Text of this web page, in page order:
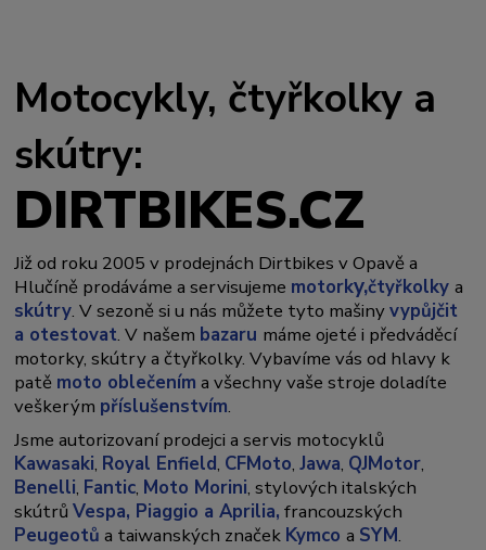
Motocykly, čtyřkolky a
skútry:
DIRTBIKES.CZ
Již od roku 2005 v prodejnách Dirtbikes v Opavě a
Hlučíně prodáváme a servisujeme motorky,čtyřkolkya
skútry. V sezoně si u nás můžete tyto mašinyvypůjčit
a otestovat. V našem bazaru máme ojeté i předváděcí
motorky, skútry a čtyřkolky. Vybavíme vás od hlavy k
patě moto oblečením a všechny vaše stroje doladíte
veškerým příslušenstvím.
Jsme autorizovaní prodejci a servis motocyklů
Kawasaki, Royal Enfield, CFMoto,Jawa, QJMotor,
Benelli, Fantic, Moto Morini, stylových italských
skútrůVespa, Piaggio a Aprilia, francouzských
Peugeotů a taiwanských značek Kymcoa SYM.